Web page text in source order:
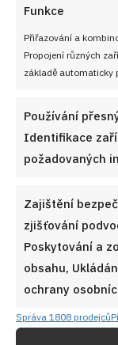
Funkce
Přiřazování a
Propojení různých
základě automaticky
Používání
Identifikace
požadovaných
Zajištění
zjišťování
Poskytování a
obsahu,
ochrany
Správa 1808 prodejců